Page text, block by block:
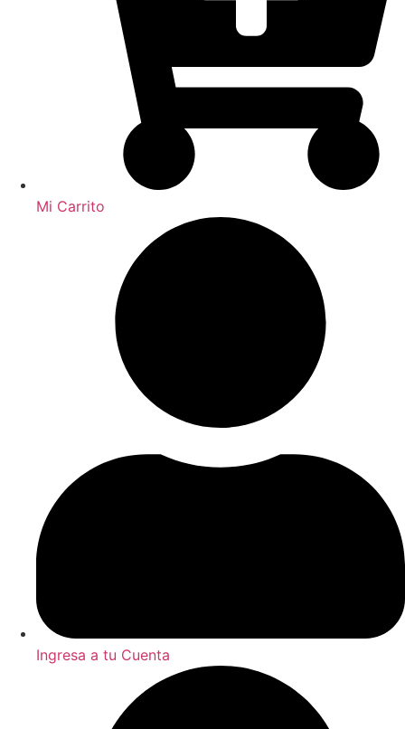
Mi Carrito
Ingresa a tu Cuenta